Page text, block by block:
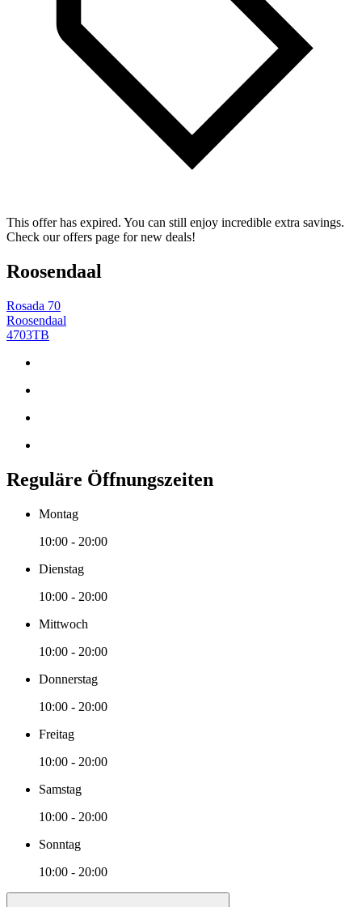
This offer has expired. You can still enjoy incredible extra savings.
Check our offers page for new deals!
Roosendaal
Rosada 70
Roosendaal
4703TB
Reguläre Öffnungszeiten
Montag
10:00 - 20:00
Dienstag
10:00 - 20:00
Mittwoch
10:00 - 20:00
Donnerstag
10:00 - 20:00
Freitag
10:00 - 20:00
Samstag
10:00 - 20:00
Sonntag
10:00 - 20:00